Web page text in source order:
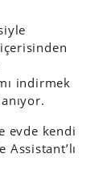
indirmek
evde kendi
Assistant’lı